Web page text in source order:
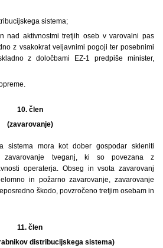
sistema;
nad aktivnostmi tretjih oseb v varovalni pas
z vsakokrat veljavnimi pogoji ter posebnimi
z določbami EZ-1 predpiše minister,
10. člen
(zavarovanje)
sistema mora kot dober gospodar skleniti
zavarovanje tveganj, ki so povezana z
operaterja. Obseg in vsota zavarovanj
in požarno zavarovanje, zavarovanje
škodo, povzročeno tretjim osebam in
11. člen
distribucijskega sistema)